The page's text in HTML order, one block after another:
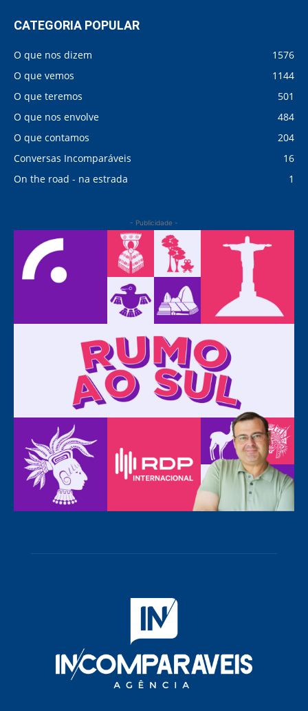
CATEGORIA POPULAR
O que nos dizem
1576
O que vemos
1144
O que teremos
501
O que nos envolve
484
O que contamos
204
Conversas Incomparáveis
16
On the road - na estrada
1
- Publicidade -